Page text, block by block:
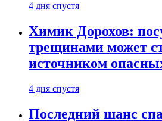
4 дня спустя
Химик Дорохов:
трещинами может
источником
4 дня спустя
Последний шанс